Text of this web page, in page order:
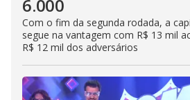
6.000
Com o fim da segunda rodada, a
segue na vantagem com R$ 13 mil
R$ 12 mil dos adversários